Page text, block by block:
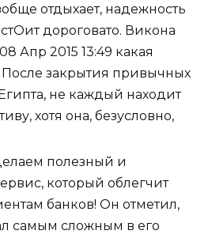
отдыхает, надежность
дороговато. Викона
Апр 2015 13:49 какая
После закрытия привычных
не каждый находит
хотя она, безусловно,
полезный и
который облегчит
банков! Он отметил,
самым сложным в его